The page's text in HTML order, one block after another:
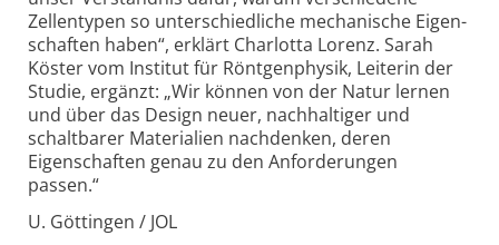
Zellentypen so unterschiedliche mechanische Eigen­
schaften haben“, erklärt Charlotta Lorenz. Sarah
Köster vom Institut für Röntgen­physik, Leiterin der
Studie, ergänzt: „Wir können von der Natur lernen
und über das Design neuer, nachhaltiger und
schaltbarer Materialien nachdenken, deren
Eigenschaften genau zu den Anforderungen
passen.“
U. Göttingen / JOL